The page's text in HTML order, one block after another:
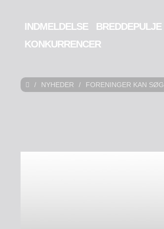
INDMELDELSE BREDDEPULJE
KONKURRENCER
/ NYHEDER / FORENINGER KAN